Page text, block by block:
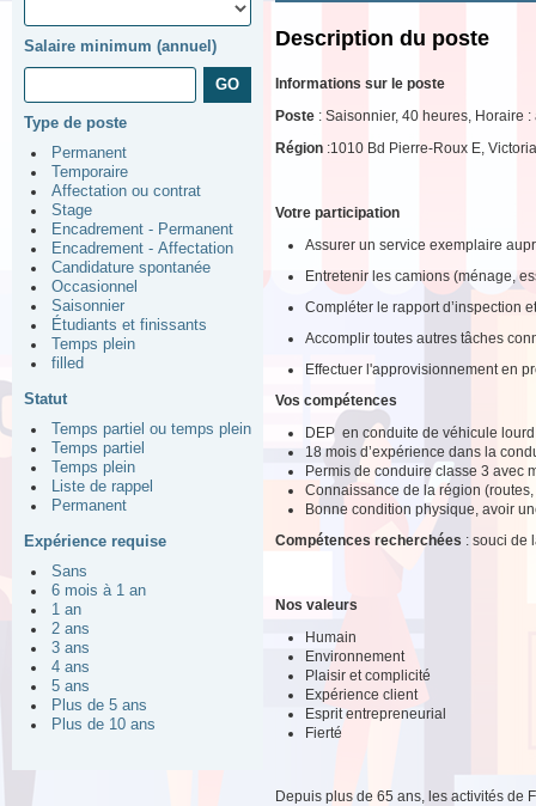
Salaire minimum (annuel)
Type de poste
Permanent
Temporaire
Affectation ou contrat
Stage
Encadrement - Permanent
Encadrement - Affectation
Candidature spontanée
Occasionnel
Saisonnier
Étudiants et finissants
Temps plein
filled
Statut
Temps partiel ou temps plein
Temps partiel
Temps plein
Liste de rappel
Permanent
Expérience requise
Sans
6 mois à 1 an
1 an
2 ans
3 ans
4 ans
5 ans
Plus de 5 ans
Plus de 10 ans
Description du poste
Informations sur le poste
Poste : Saisonnier, 40 heures, Horaire
Région :1010 Bd Pierre-Roux E,
Votre participation
Assurer un service exemplaire
Entretenir les camions (ménage,
Compléter le rapport d’inspection
Accomplir toutes autres tâches
Effectuer l'approvisionnement en
Vos compétences
DEP en conduite de véhicule
18 mois d’expérience dans la
Permis de conduire classe 3 avec
Connaissance de la région
Bonne condition physique, avoir
Compétences recherchées : souci de
Nos valeurs
Humain
Environnement
Plaisir et complicité
Expérience client
Esprit entrepreneurial
Fierté
Depuis plus de 65 ans, les activités de